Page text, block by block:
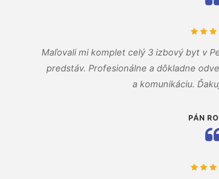
Maľovali mi komplet celý 3 izbový byt v
predstáv. Profesionálne a dôkladne
a komunikáciu.
PÁN